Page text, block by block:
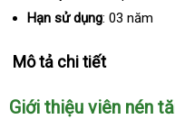
Hạn sử dụng: 03 năm
Mô tả chi tiết
Giới thiệu viên nén